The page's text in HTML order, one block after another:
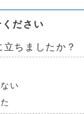
ださい
ちましたか？
い